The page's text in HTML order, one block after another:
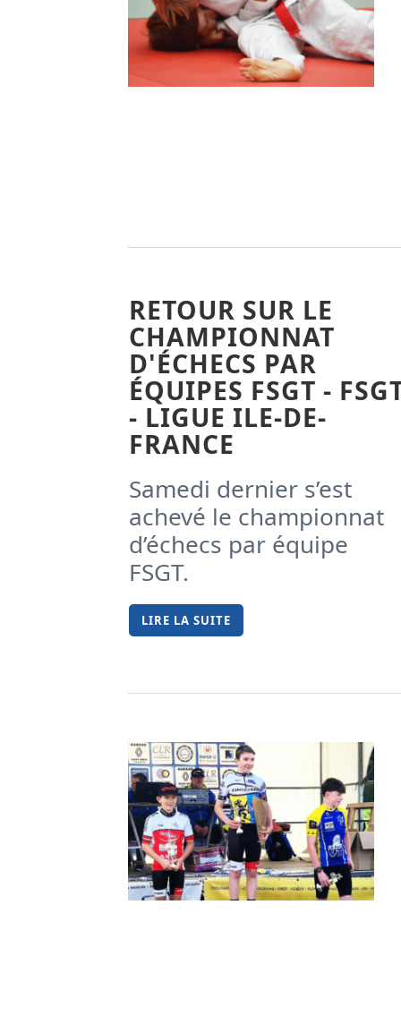
RETOUR SUR LE
CHAMPIONNAT
D'ÉCHECS PAR
ÉQUIPES FSGT -
- LIGUE ILE-DE-
FRANCE
Samedi dernier s’est
achevé le championnat
d’échecs par équipe
FSGT.
LIRE LA SUITE